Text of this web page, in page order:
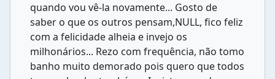
quando vou vê-la novamente... Gosto de
saber o que os outros pensam,NULL, fico feliz
com a felicidade alheia e invejo os
milhonários... Rezo com frequência, não tomo
banho muito demorado pois quero que todos